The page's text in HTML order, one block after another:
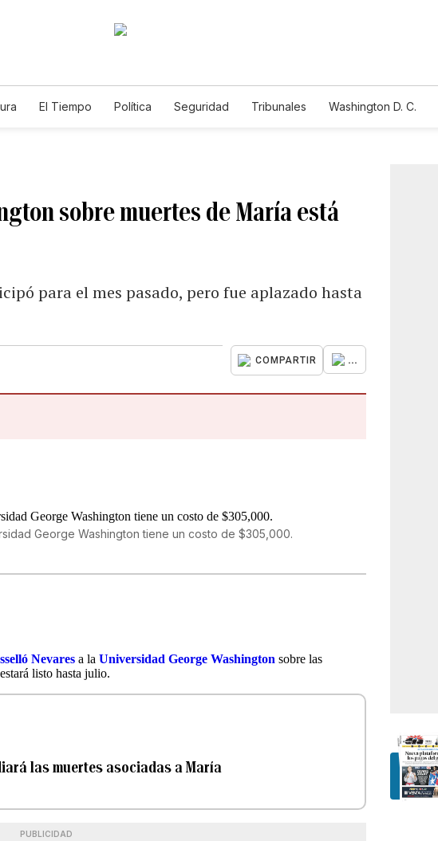
El Tiempo Política Seguridad Tribunales Washington D. C.
sobre muertes de María está
para el mes pasado, pero fue aplazado hasta
COMPARTIR ...
George Washington tiene un costo de $305,000.
Nevaresa laUniversidad George Washingtonsobre las
listo hasta julio.
las muertes asociadas a María
PUBLICIDAD